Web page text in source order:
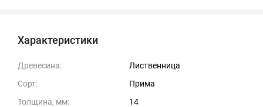
Характеристики
Древесина:
Лиственница
Сорт:
Прима
Толщина, мм:
14